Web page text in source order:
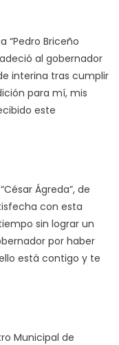
“Pedro Briceño
al gobernador
interina tras cumplir
para mí, mis
este
Ágreda”, de
con esta
sin lograr un
por haber
está contigo y te
Municipal de